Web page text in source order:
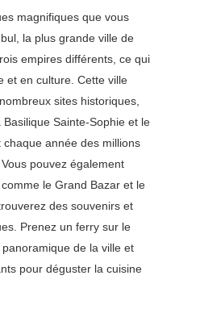
magnifiques que vous
la plus grande ville de
empires différents, ce qui
et en culture. Cette ville
sites historiques,
Sainte-Sophie et le
chaque année des millions
pouvez également
le Grand Bazar et le
des souvenirs et
Prenez un ferry sur le
de la ville et
pour déguster la cuisine